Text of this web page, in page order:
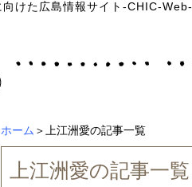
けた広島情報サイト-CHIC-Web-
ホーム ＞上江洲愛の記事一覧
上江洲愛の記事一覧